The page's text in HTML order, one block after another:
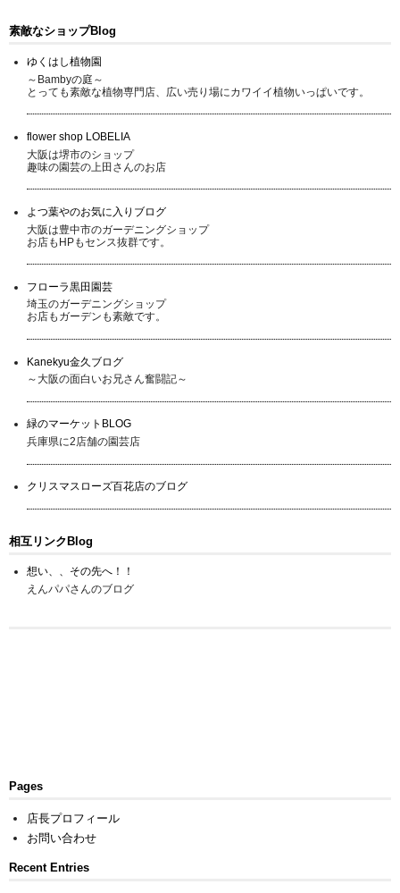
素敵なショップBlog
ゆくはし植物園
～Bambyの庭～
とっても素敵な植物専門店、広い売り場にカワイイ植物いっぱいです。
flower shop LOBELIA
大阪は堺市のショップ
趣味の園芸の上田さんのお店
よつ葉やのお気に入りブログ
大阪は豊中市のガーデニングショップ
お店もHPもセンス抜群です。
フローラ黒田園芸
埼玉のガーデニングショップ
お店もガーデンも素敵です。
Kanekyu金久ブログ
～大阪の面白いお兄さん奮闘記～
緑のマーケットBLOG
兵庫県に2店舗の園芸店
クリスマスローズ百花店のブログ
相互リンクBlog
想い、、その先へ！！
えんパパさんのブログ
Pages
店長プロフィール
お問い合わせ
Recent Entries